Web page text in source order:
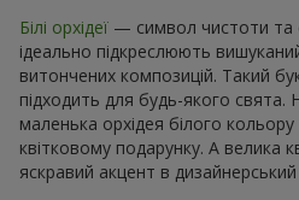
Білі орхідеї — символ чистоти та
ідеально підкреслюють
витончених композицій. Такий
підходить для будь-якого свята.
маленька орхідея білого
квітковому подарунку. А велика
яскравий акцент в